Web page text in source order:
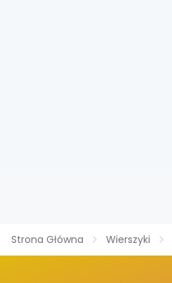
Strona Główna Wierszyki